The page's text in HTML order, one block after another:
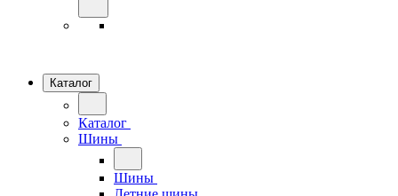
Каталог
Каталог
Шины
Шины